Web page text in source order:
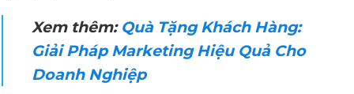
Xem thêm: Quà Tặng Khách Hàng:
Giải Pháp Marketing Hiệu Quả Cho
Doanh Nghiệp